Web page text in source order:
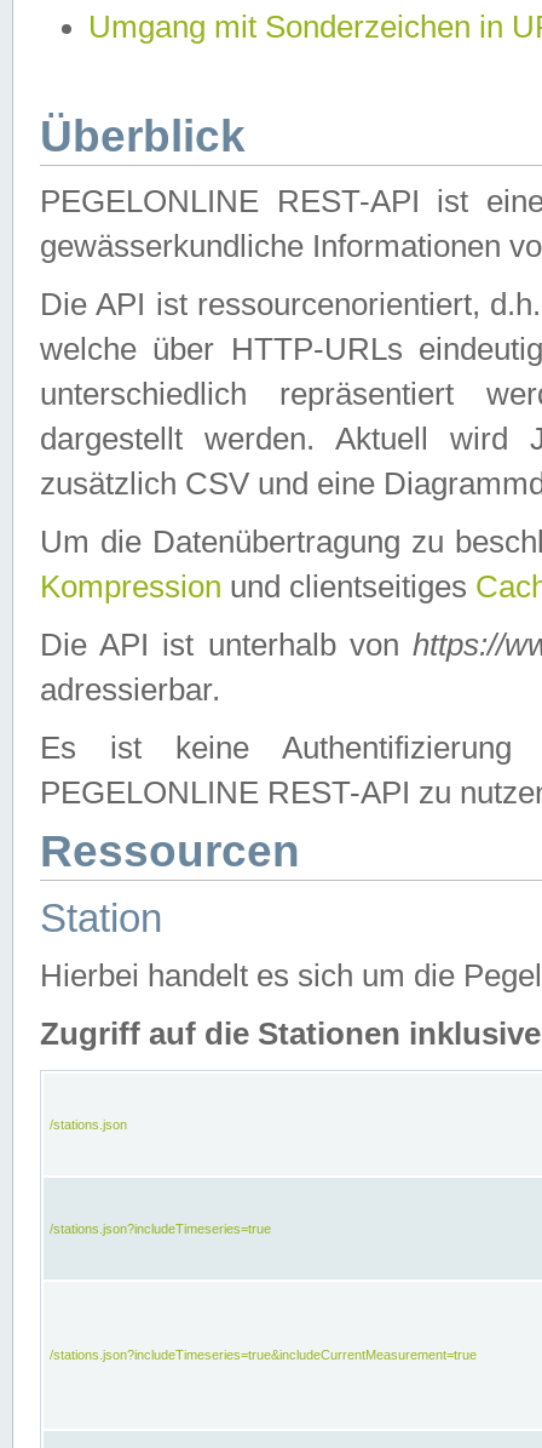
Umgang mit Sonderzeichen in
Überblick
PEGELONLINE REST-API ist
gewässerkundliche Informationen
Die API ist ressourcenorientiert,
welche über HTTP-URLs
unterschiedlich repräsentiert
dargestellt werden. Aktuell wird
zusätzlich CSV und eine
Um die Datenübertragung zu
Kompression und clientseitiges
Die API ist unterhalb von https://
adressierbar.
Es ist keine
PEGELONLINE REST-API zu
Ressourcen
Station
Hierbei handelt es sich um die
Zugriff auf die Stationen
/stations.json
/stations.json?includeTimeseries=true
/stations.json?includeTimeseries=true&includeCurrentMeasurement=true